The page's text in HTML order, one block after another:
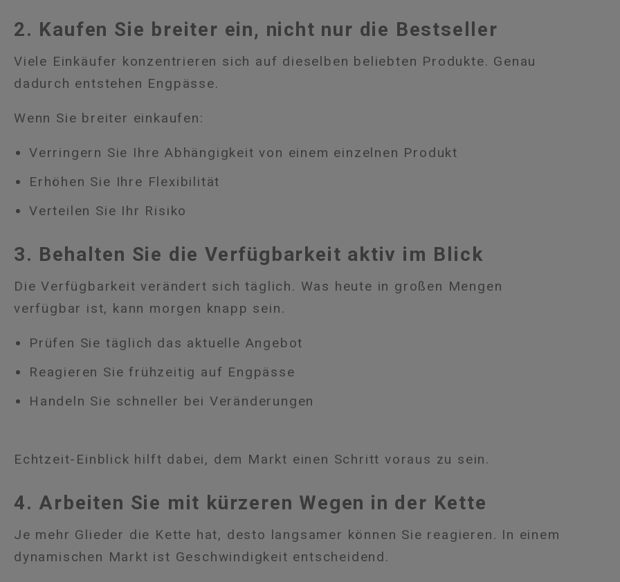
2. Kaufen Sie breiter ein, nicht nur die Bestseller
Viele Einkäufer konzentrieren sich auf dieselben beliebten Produkte. Genau
dadurch entstehen Engpässe.
Wenn Sie breiter einkaufen:
Verringern Sie Ihre Abhängigkeit von einem einzelnen Produkt
Erhöhen Sie Ihre Flexibilität
Verteilen Sie Ihr Risiko
3. Behalten Sie die Verfügbarkeit aktiv im Blick
Die Verfügbarkeit verändert sich täglich. Was heute in großen Mengen
verfügbar ist, kann morgen knapp sein.
Prüfen Sie täglich das aktuelle Angebot
Reagieren Sie frühzeitig auf Engpässe
Handeln Sie schneller bei Veränderungen
Echtzeit-Einblick hilft dabei, dem Markt einen Schritt voraus zu sein.
4. Arbeiten Sie mit kürzeren Wegen in der Kette
Je mehr Glieder die Kette hat, desto langsamer können Sie reagieren. In einem
dynamischen Markt ist Geschwindigkeit entscheidend.